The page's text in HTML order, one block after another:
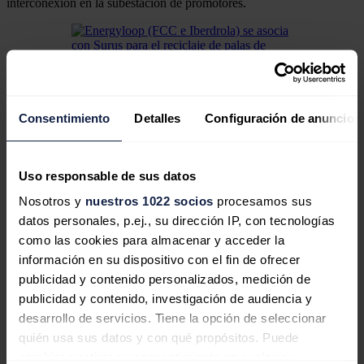
Consentimiento Detalles Configuración de anuncios
Uso responsable de sus datos
Nosotros y nuestros 1022 socios procesamos sus
datos personales, p.ej., su dirección IP, con tecnologías
como las cookies para almacenar y acceder la
información en su dispositivo con el fin de ofrecer
publicidad y contenido personalizados, medición de
publicidad y contenido, investigación de audiencia y
desarrollo de servicios. Tiene la opción de seleccionar
quién usa sus datos y con qué propósitos. Puede
interconexión en la subestación de promotores.
Energyloop (FCC e Iberdrola) se asocia con Surus para
Energyloop ha firmado un acuerdo con Surus para
parques eólicos.
Durante la construcción de las instalaciones fotovoltaicas, declaradas
800 puestos de trabajo directos e indirectos en los próximos 12
meses.
Además, TotalEnergiesha suscrito un convenio de colaboración
con el Ayuntamiento de Guillena para impulsar el empleo y el
desarrollo socioeconómico del territorio, a través del cual ya se ha
llevado a cabo un programa de formación profesional orientado a
incorporar mano de obra local.